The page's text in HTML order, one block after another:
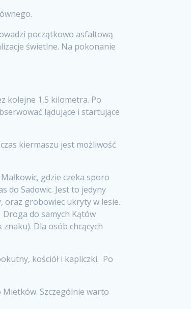
początkowo asfaltową
świetlne. Na pokonanie
kolejne 1,5 kilometra. Po
lądujące i startujące
kiermaszu jest możliwość
gdzie czeka sporo
do Sadowic. Jest to jedyny
oraz grobowiec ukryty w lesie.
do samych Kątów
Dla osób chcących
kościół i kapliczki. Po
Szczególnie warto